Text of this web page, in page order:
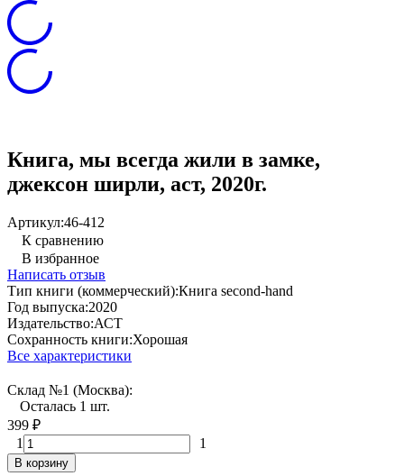
Книга, мы всегда жили в замке,
джексон ширли, аст, 2020г.
Артикул:46-412
К сравнению
В избранное
Написать отзыв
Тип книги (коммерческий):Книга second-hand
Год выпуска:2020
Издательство:АСТ
Сохранность книги:Хорошая
Все характеристики
Склад №1 (Москва):
Осталась 1 шт.
399 ₽
1
1
В корзину